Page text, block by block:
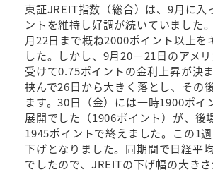
東証JREIT指数（総合）は、9月に入
ントを維持し好調が続いていました
月22日まで概ね2000ポイント以上を
した。しかし、9月20－21日のアメ
受けて0.75ポイントの金利上昇が決
挟んで26日から大きく落とし、その
ます。30日（金）には一時1900ポイ
展開でした（1906ポイント）が、後
1945ポイントで終えました。この1
下げとなりました。同期間で日経平
でしたので、JREITの下げ幅の大きさ